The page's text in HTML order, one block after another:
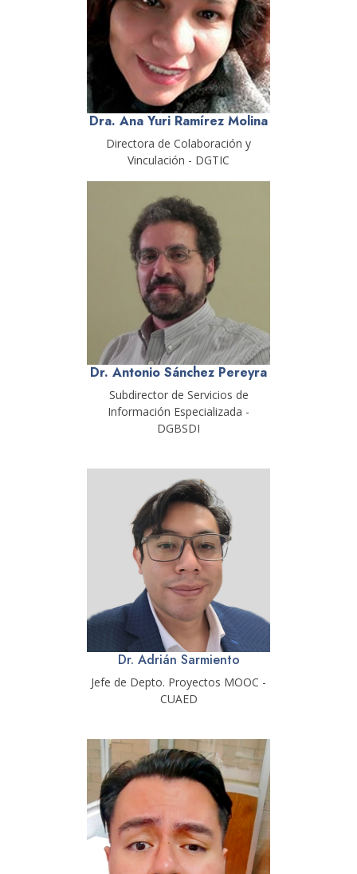
Dra. Ana Yuri Ramírez Molina
Directora de Colaboración y
Vinculación - DGTIC
Dr. Antonio Sánchez Pereyra
Subdirector de Servicios de
Información Especializada -
DGBSDI
Dr. Adrián Sarmiento
Jefe de Depto. Proyectos MOOC -
CUAED